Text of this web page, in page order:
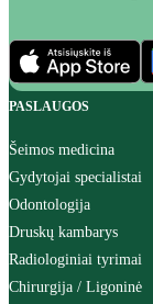
PASLAUGOS
Šeimos medicina
Gydytojai specialistai
Odontologija
Druskų kambarys
Radiologiniai tyrimai
Chirurgija / Ligoninė